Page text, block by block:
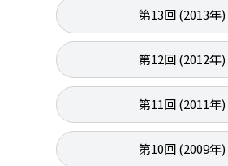
第13回 (2013年)
第12回 (2012年)
第11回 (2011年)
第10回 (2009年)